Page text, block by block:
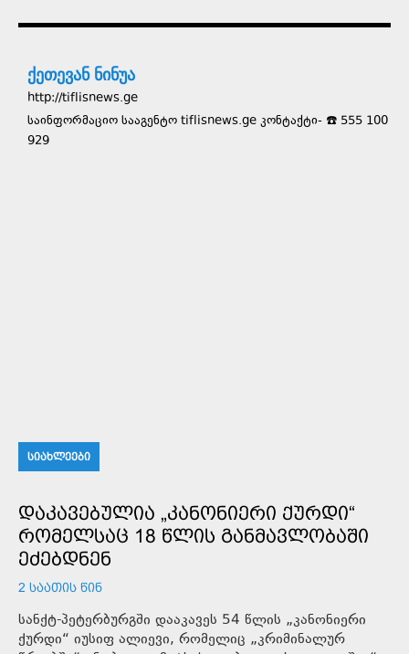
ქეთევან ნინუა
http://tiflisnews.ge
საინფორმაციო სააგენტო tiflisnews.ge კონტაქტი- ☎️ 555 100
929
ᲡᲘᲐᲮᲚᲔᲔᲑᲘ
ᲓᲐᲙᲐᲕᲔᲑᲣᲚᲘᲐ „ᲙᲐᲜᲝᲜᲘᲔᲠᲘ ᲥᲣᲠᲓᲘ“
ᲠᲝᲛᲔᲚᲡᲐᲪ 18 ᲬᲚᲘᲡ ᲒᲐᲜᲛᲐᲕᲚᲝᲑᲐᲨᲘ
ᲔᲫᲔᲑᲓᲜᲔᲜ
2 ᲡᲐᲐᲗᲘᲡ ᲬᲘᲜ
სანქტ-პეტერბურგში დააკავეს 54 წლის „კანონიერი
ქურდი“ იუსიფ ალიევი, რომელიც „კრიმინალურ